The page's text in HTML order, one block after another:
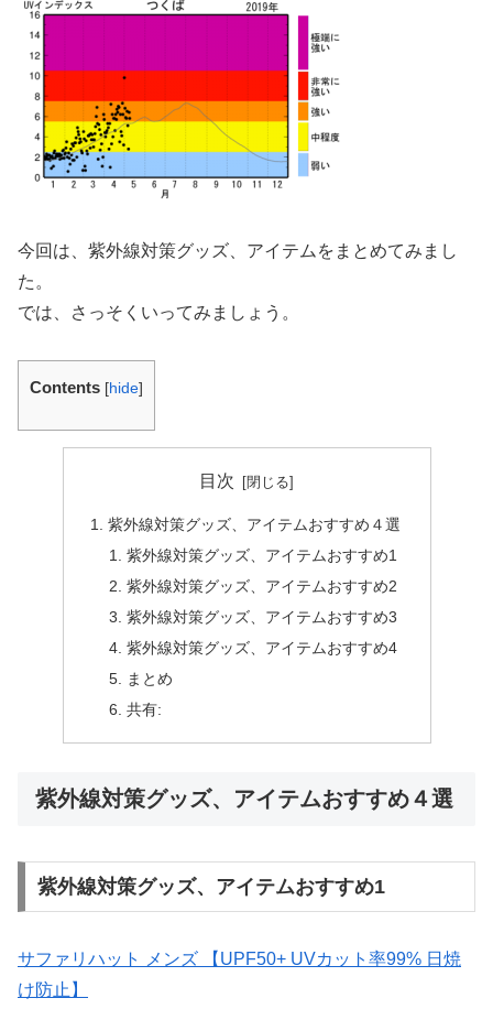
今回は、紫外線対策グッズ、アイテムをまとめてみまし
た。
では、さっそくいってみましょう。
Contents [hide]
目次
紫外線対策グッズ、アイテムおすすめ４選
紫外線対策グッズ、アイテムおすすめ1
紫外線対策グッズ、アイテムおすすめ2
紫外線対策グッズ、アイテムおすすめ3
紫外線対策グッズ、アイテムおすすめ4
まとめ
共有:
紫外線対策グッズ、アイテムおすすめ４選
紫外線対策グッズ、アイテムおすすめ1
サファリハット メンズ 【UPF50+ UVカット率99% 日焼
け防止】